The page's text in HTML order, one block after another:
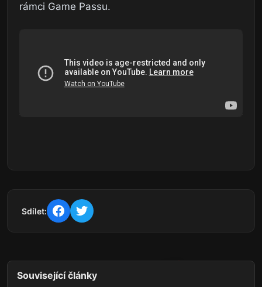
rámci Game Passu.
Sdílet:
Související články